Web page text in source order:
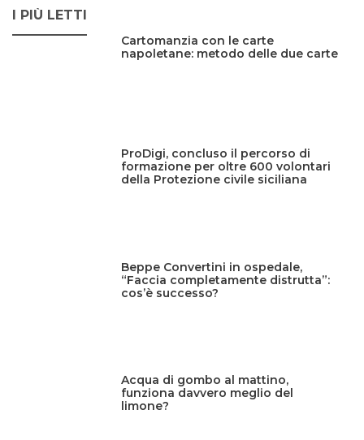
I PIÙ LETTI
Cartomanzia con le carte
napoletane: metodo delle due carte
ProDigi, concluso il percorso di
formazione per oltre 600 volontari
della Protezione civile siciliana
Beppe Convertini in ospedale,
“Faccia completamente distrutta”:
cos’è successo?
Acqua di gombo al mattino,
funziona davvero meglio del
limone?